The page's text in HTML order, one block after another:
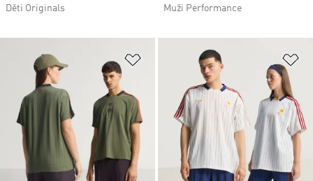
Děti Originals
Muži Performance
Přidat do seznamu přání